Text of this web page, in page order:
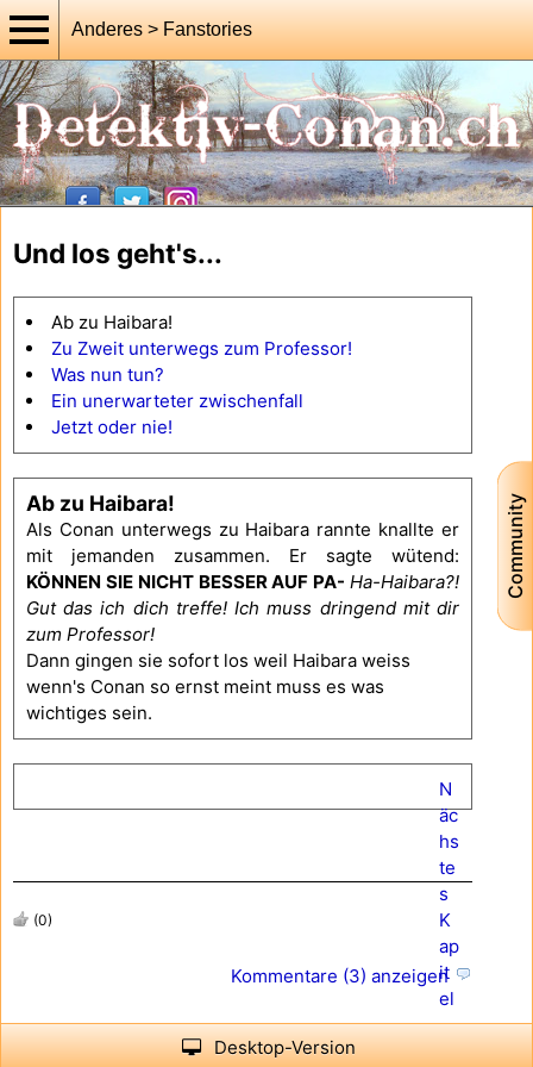
Anderes > Fanstories
Community
Und los geht's...
Ab zu Haibara!
Zu Zweit unterwegs zum Professor!
Was nun tun?
Ein unerwarteter zwischenfall
Jetzt oder nie!
Ab zu Haibara!
Als Conan unterwegs zu Haibara rannte knallte er
mit jemanden zusammen. Er sagte wütend:
KÖNNEN SIE NICHT BESSERAUF PA-Ha-Haibara?!
Gutdasich dich treffe!Ichmuss dringend mitdir
zum Professor!
Dann gingen sie sofort los weil Haibara weiss
wenn's Conan so ernst meint muss es was
wichtiges sein.
N
äc
hs
te
s
K
ap
it
el
(0)
Kommentare (3) anzeigen
Desktop-Version